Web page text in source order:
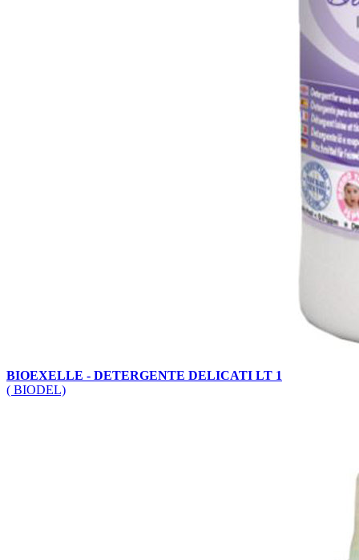
BIOEXELLE - DETERGENTE DELICATI LT 1
( BIODEL)